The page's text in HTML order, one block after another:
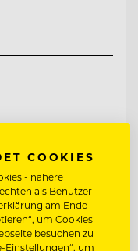
COOKIES
- nähere
als Benutzer
am Ende
um Cookies
besuchen zu
Einstellungen“, um